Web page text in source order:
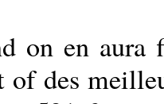
on en
of des